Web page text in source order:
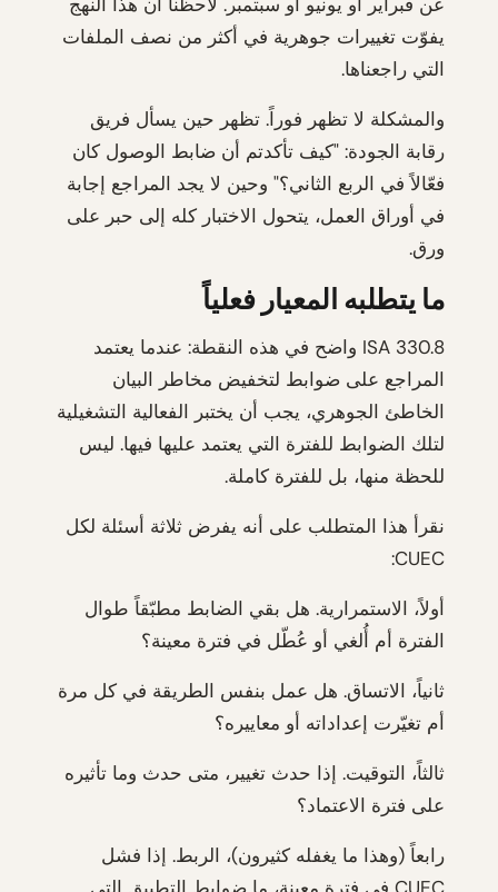
يفوّت تغييرات جوهرية في أكثر من نصف الملفات
التي راجعناها.
والمشكلة لا تظهر فوراً. تظهر حين يسأل فريق
رقابة الجودة: "كيف تأكدتم أن ضابط الوصول كان
فعّالاً في الربع الثاني؟" وحين لا يجد المراجع إجابة
في أوراق العمل، يتحول الاختبار كله إلى حبر على
ورق.
ما يتطلبه المعيار فعلياً
ISA 330.8 واضح في هذه النقطة: عندما يعتمد
المراجع على ضوابط لتخفيض مخاطر البيان
الخاطئ الجوهري، يجب أن يختبر الفعالية التشغيلية
لتلك الضوابط للفترة التي يعتمد عليها فيها. ليس
للحظة منها، بل للفترة كاملة.
نقرأ هذا المتطلب على أنه يفرض ثلاثة أسئلة لكل
CUEC:
أولاً، الاستمرارية. هل بقي الضابط مطبّقاً طوال
الفترة أم أُلغي أو عُطّل في فترة معينة؟
ثانياً، الاتساق. هل عمل بنفس الطريقة في كل مرة
أم تغيّرت إعداداته أو معاييره؟
ثالثاً، التوقيت. إذا حدث تغيير، متى حدث وما تأثيره
على فترة الاعتماد؟
رابعاً (وهذا ما يغفله كثيرون)، الربط. إذا فشل